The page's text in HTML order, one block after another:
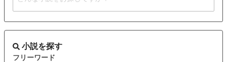
小説を探す
フリーワード